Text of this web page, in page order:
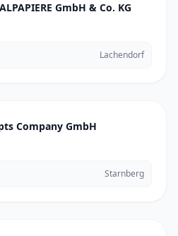
GmbH & Co. KG
Lachendorf
Company GmbH
Starnberg